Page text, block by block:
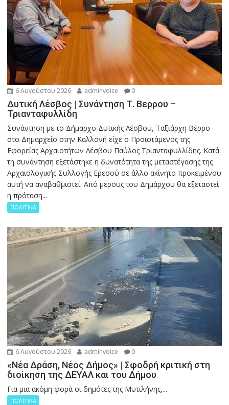
6 Αυγούστου 2026 adminvoice 0
Δυτική Λέσβος | Συνάντηση Τ. Βερρου –
Τριανταφυλλίδη
Συνάντηση με το Δήμαρχο Δυτικής Λέσβου, Ταξιάρχη Βέρρο
στο Δημαρχείο στην Καλλονή είχε ο Προϊστάμενος της
Εφορείας Αρχαιοτήτων Λέσβου Παύλος Τριανταφυλλίδης. Κατά
τη συνάντηση εξετάστηκε η δυνατότητα της μεταστέγασης της
Αρχαιολογικής Συλλογής Ερεσού σε άλλο ακίνητο προκειμένου
αυτή να αναβαθμιστεί. Από μέρους του Δημάρχου θα εξεταστεί
η πρόταση...
ΠΟΛΙΤΙΚΑ
6 Αυγούστου 2026 adminvoice 0
«Νέα Δράση, Νέος Δήμος» | Σφοδρή κριτική στη
διοίκηση της ΔΕΥΑΛ και του Δήμου
Για μια ακόμη φορά οι δημότες της Μυτιλήνης,...
ΠΟΛΙΤΙΚΑ